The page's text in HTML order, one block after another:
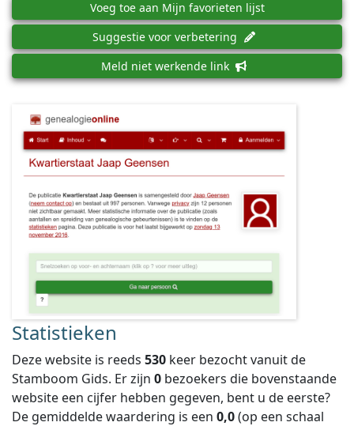
Voeg toe aan Mijn favorieten lijst
Suggestie voor verbetering
Meld niet werkende link
Statistieken
Deze website is reeds 530 keer bezocht vanuit de
Stamboom Gids. Er zijn 0 bezoekers die bovenstaande
website een cijfer hebben gegeven, bent u de eerste?
De gemiddelde waardering is een 0,0(op een schaal